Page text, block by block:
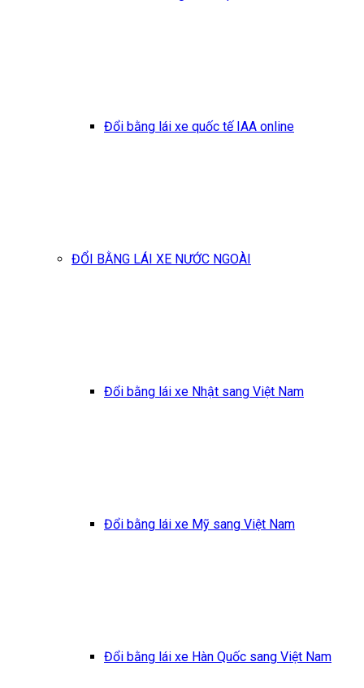
Đổi bằng lái xe quốc tế IAA online
ĐỔI BẰNG LÁI XE NƯỚC NGOÀI
Đổi bằng lái xe Nhật sang Việt Nam
Đổi bằng lái xe Mỹ sang Việt Nam
Đổi bằng lái xe Hàn Quốc sang Việt Nam